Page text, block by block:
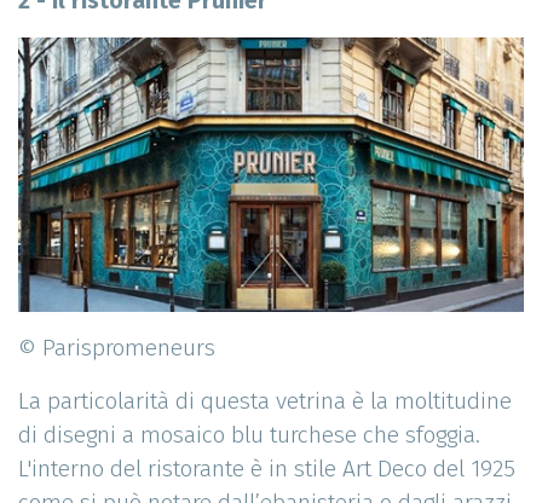
© Parispromeneurs
La particolarità di questa vetrina è la moltitudine
di disegni a mosaico blu turchese che sfoggia.
L'interno del ristorante è in stile Art Deco del 1925